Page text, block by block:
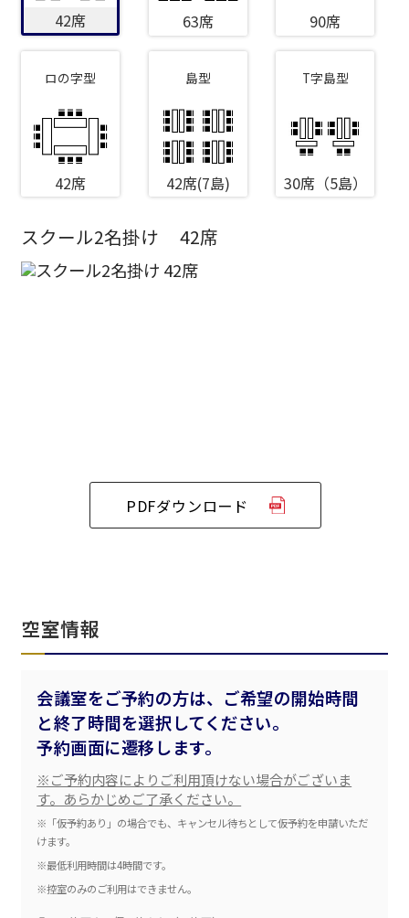
42席 63席 90席
ロの字型
42席
島型
42席(7島)
T字島型
30席（5島）
スクール2名掛け 42席
PDFダウンロード
空室情報
会議室をご予約の方は、ご希望の開始時間
と終了時間を選択してください。
予約画面に遷移します。
※ご予約内容によりご利用頂けない場合がございま
す。あらかじめご了承ください。
※「仮予約あり」の場合でも、キャンセル待ちとして仮予約を申請いただ
けます。
※最低利用時間は4時間です。
※控室のみのご利用はできません。
ベルサール西新宿
ベルサール高田馬場
ベルサール神田
ベルサール半蔵門
ベルサール飯田橋駅前
ベルサール飯田橋ファースト
渋谷エリア
ベルサール六本木グランドコンファレンスセンター
ベルサール六本木
ベルサール芝公園
ベルサール東京汐留コンファレンスセンター
ベルサール三田ガーデン
東京ガーデンシアター
ベルサール有明コンファレンスセンター
ベルサール羽田空港
日時
日付／開始・終了時間から選ぶ
時間単位で選ぶ
人数／レイアウト※複数選択可能